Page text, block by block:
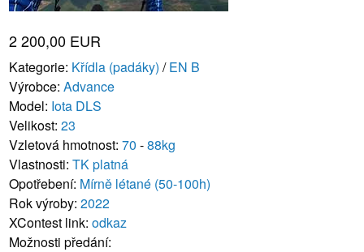
2 200,00 EUR
Kategorie: Křídla (padáky) /EN B
Výrobce:Advance
Model: Iota DLS
Velikost:23
Vzletová hmotnost:70 -88kg
Vlastnosti:TK platná
Opotřebení: Mírně létané (50-100h)
Rok výroby:2022
XContest link:odkaz
Možnosti předání: